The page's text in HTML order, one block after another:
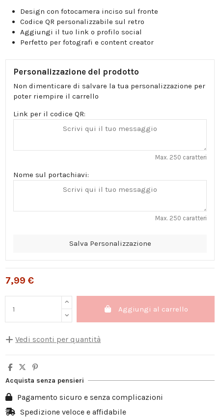
Design con fotocamera inciso sul fronte
Codice QR personalizzabile sul retro
Aggiungi il tuo link o profilo social
Perfetto per fotografi e content creator
Personalizzazione del prodotto
Non dimenticare di salvare la tua personalizzazione per
poter riempire il carrello
Link per il codice QR:
Max. 250 caratteri
Nome sul portachiavi:
Max. 250 caratteri
Salva Personalizzazione
7,99 €
Aggiungi al carrello
Vedi sconti per quantità
Quantità Sconto unità
Salva
10
15,98 €
20
25%
Acquista senza pensieri
Pagamento sicuro e senza complicazioni
Spedizione veloce e affidabile